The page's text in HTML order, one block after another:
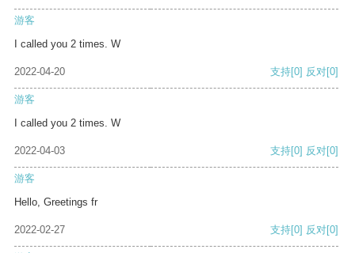
游客
I called you 2 times. W
2022-04-20 支持[0] 反对[0]
游客
I called you 2 times. W
2022-04-03 支持[0] 反对[0]
游客
Hello, Greetings fr
2022-02-27 支持[0] 反对[0]